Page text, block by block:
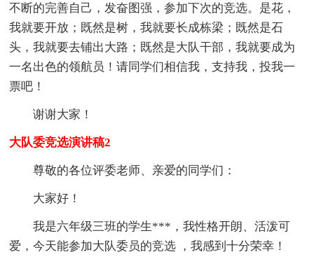
不断的完善自己，发奋图强，参加下次的竞选。是花，
我就要开放；既然是树，我就要长成栋梁；既然是石
头，我就要去铺出大路；既然是大队干部，我就要成为
一名出色的领航员！请同学们相信我，支持我，投我一
票吧！
谢谢大家！
大队委竞选演讲稿2
尊敬的各位评委老师、亲爱的同学们：
大家好！
我是六年级三班的学生***，我性格开朗、活泼可
爱，今天能参加大队委员的竞选 ，我感到十分荣幸！